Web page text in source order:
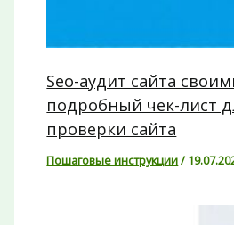
Seo-аудит сайта
подробный чек-лист
проверки сайта
Пошаговые инструкции/